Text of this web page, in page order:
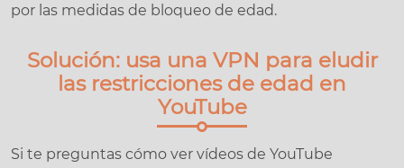
por las medidas de bloqueo de edad.
Solución: usa una VPN para eludir
las restricciones de edad en
YouTube
Si te preguntas cómo ver vídeos de YouTube